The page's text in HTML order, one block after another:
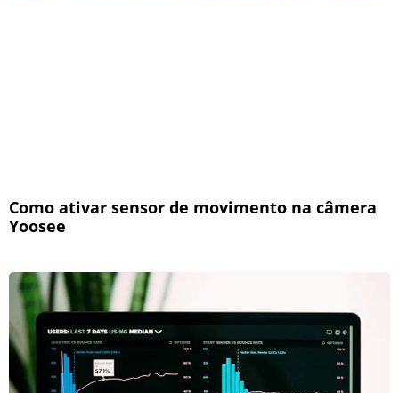
Como ativar sensor de movimento na câmera
Yoosee